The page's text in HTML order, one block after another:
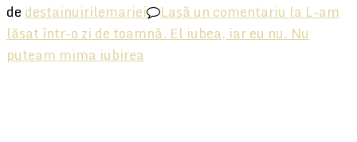
de destainuirilemariei Lasă un comentariu la L-am
lăsat într-o zi de toamnă. El iubea, iar eu nu. Nu
puteam mima iubirea